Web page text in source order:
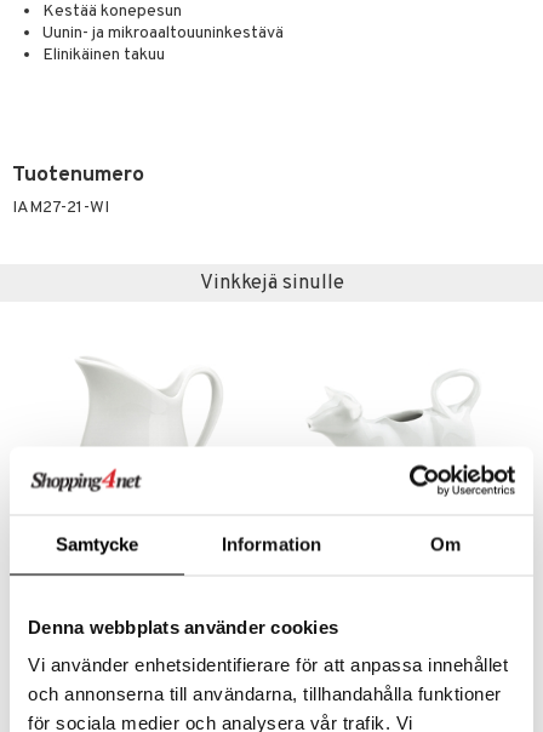
Samtycke Information Om
Denna webbplats använder cookies
Vi använder enhetsidentifierare för att anpassa innehållet
och annonserna till användarna, tillhandahålla funktioner
för sociala medier och analysera vår trafik. Vi
Kestää konepesun
Uunin- ja mikroaaltouuninkestävä
Elinikäinen takuu
Tuotenumero
IAM27-21-WI
Vinkkejä sinulle
Saatavana useana vaihtoehtona
alk.27,90 € 33,10 €